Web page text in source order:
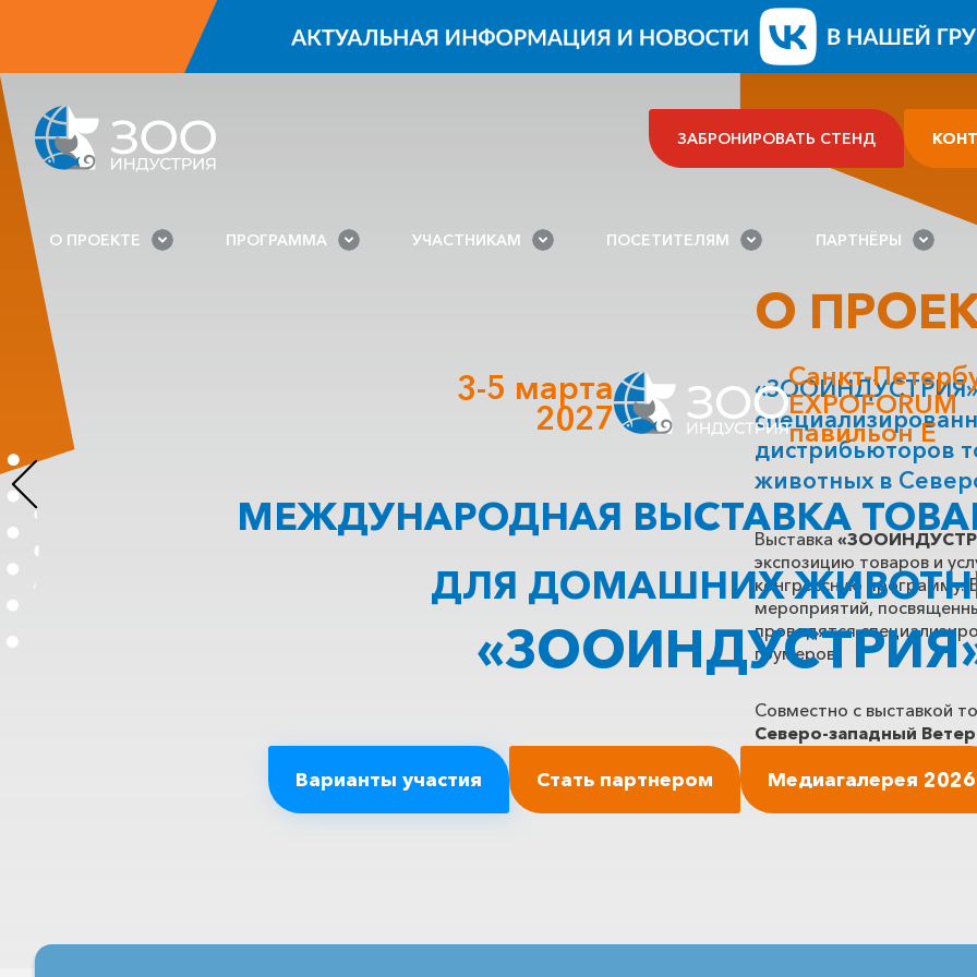
ЗАБРОНИРОВАТЬ СТЕНД
О ПРОЕКТЕ ПРОГРАММА УЧАСТНИКАМ ПОСЕТИТЕЛЯМ ПАРТНЁРЫ
3-5 марта
2027
Санкт-
EXPOFORUM
павильон Е
МЕЖДУНАРОДНАЯ ВЫСТАВКА
ДЛЯ ДОМАШНИХ
Варианты участия Стать партнером Медиагалерея 2026
О
«ЗООИНДУСТРИЯ»
дистрибьюторов
животных в
Выставка
экспозицию товаров и
конгрессную программу.
мероприятий,
проводятся
грумеров.
Совместно с выставкой
Северо-западный
более 2000 врачей со